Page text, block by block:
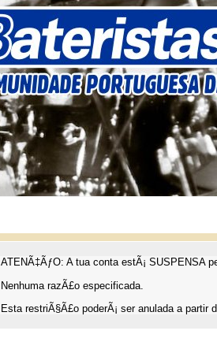
ATENÃ‡ÃƒO: A tua conta estÃ¡ SUSPENSA
Nenhuma razÃ£o especificada.
Esta restriÃ§Ã£o poderÃ¡ ser anulada a partir